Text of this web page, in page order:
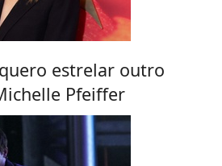
estrelar outro
Pfeiffer